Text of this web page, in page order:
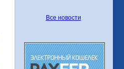
Все новости